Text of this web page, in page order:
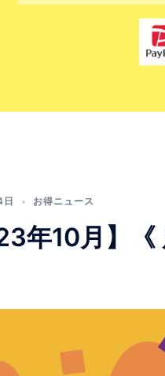
お得ニュース
年10月】